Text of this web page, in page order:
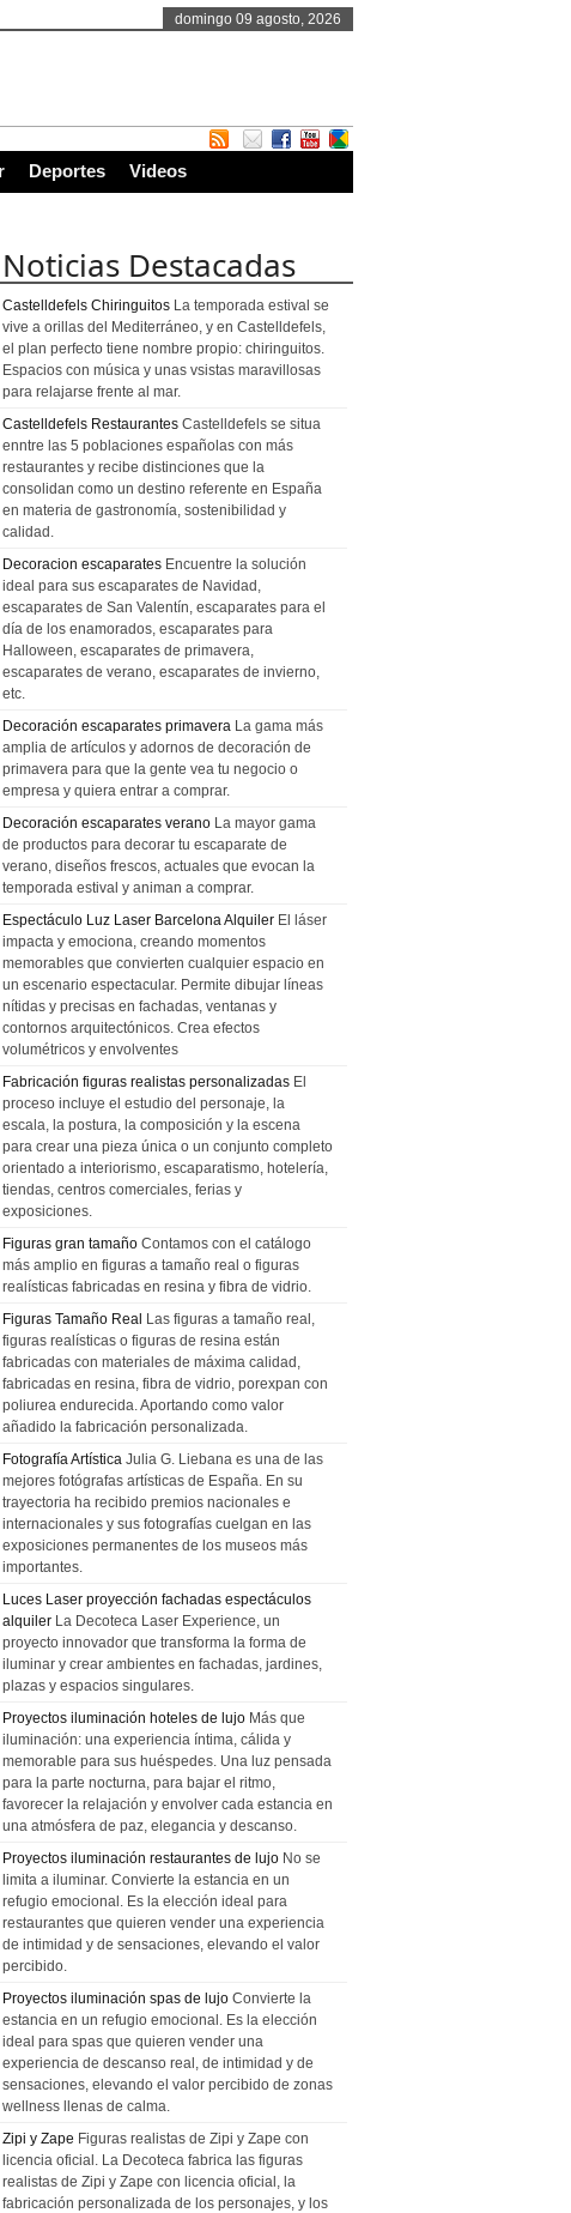
domingo 09 agosto, 2026
Deportes Videos
Noticias Destacadas
Castelldefels Chiringuitos La temporada estival se
vive a orillas del Mediterráneo, y en Castelldefels,
el plan perfecto tiene nombre propio: chiringuitos.
Espacios con música y unas vsistas maravillosas
para relajarse frente al mar.
Castelldefels Restaurantes Castelldefels se situa
enntre las 5 poblaciones españolas con más
restaurantes y recibe distinciones que la
consolidan como un destino referente en España
en materia de gastronomía, sostenibilidad y
calidad.
Decoracion escaparates Encuentre la solución
ideal para sus escaparates de Navidad,
escaparates de San Valentín, escaparates para el
día de los enamorados, escaparates para
Halloween, escaparates de primavera,
escaparates de verano, escaparates de invierno,
etc.
Decoración escaparates primavera La gama más
amplia de artículos y adornos de decoración de
primavera para que la gente vea tu negocio o
empresa y quiera entrar a comprar.
Decoración escaparates verano La mayor gama
de productos para decorar tu escaparate de
verano, diseños frescos, actuales que evocan la
temporada estival y animan a comprar.
Espectáculo Luz Laser Barcelona Alquiler El láser
impacta y emociona, creando momentos
memorables que convierten cualquier espacio en
un escenario espectacular. Permite dibujar líneas
nítidas y precisas en fachadas, ventanas y
contornos arquitectónicos. Crea efectos
volumétricos y envolventes
Fabricación figuras realistas personalizadas El
proceso incluye el estudio del personaje, la
escala, la postura, la composición y la escena
para crear una pieza única o un conjunto completo
orientado a interiorismo, escaparatismo, hotelería,
tiendas, centros comerciales, ferias y
exposiciones.
Figuras gran tamaño Contamos con el catálogo
más amplio en figuras a tamaño real o figuras
realísticas fabricadas en resina y fibra de vidrio.
Figuras Tamaño Real Las figuras a tamaño real,
figuras realísticas o figuras de resina están
fabricadas con materiales de máxima calidad,
fabricadas en resina, fibra de vidrio, porexpan con
poliurea endurecida. Aportando como valor
añadido la fabricación personalizada.
Fotografía Artística Julia G. Liebana es una de las
mejores fotógrafas artísticas de España. En su
trayectoria ha recibido premios nacionales e
internacionales y sus fotografías cuelgan en las
exposiciones permanentes de los museos más
importantes.
Luces Laser proyección fachadas espectáculos
alquiler La Decoteca Laser Experience, un
proyecto innovador que transforma la forma de
iluminar y crear ambientes en fachadas, jardines,
plazas y espacios singulares.
Proyectos iluminación hoteles de lujo Más que
iluminación: una experiencia íntima, cálida y
memorable para sus huéspedes. Una luz pensada
para la parte nocturna, para bajar el ritmo,
favorecer la relajación y envolver cada estancia en
una atmósfera de paz, elegancia y descanso.
Proyectos iluminación restaurantes de lujo No se
limita a iluminar. Convierte la estancia en un
refugio emocional. Es la elección ideal para
restaurantes que quieren vender una experiencia
de intimidad y de sensaciones, elevando el valor
percibido.
Proyectos iluminación spas de lujo Convierte la
estancia en un refugio emocional. Es la elección
ideal para spas que quieren vender una
experiencia de descanso real, de intimidad y de
sensaciones, elevando el valor percibido de zonas
wellness llenas de calma.
Zipi y Zape Figuras realistas de Zipi y Zape con
licencia oficial. La Decoteca fabrica las figuras
realistas de Zipi y Zape con licencia oficial, la
fabricación personalizada de los personajes, y los